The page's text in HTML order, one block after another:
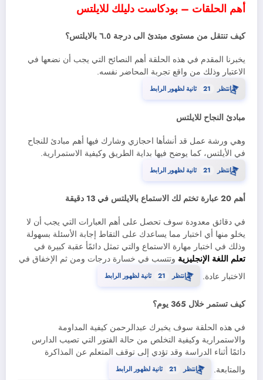
أهم الحلقات – بودكاست دليلك للايلتس
يخبرنا المقدم في هذه الحلقة أهم النصائح التي يجب أن نضعها في
الاعتبار وذلك من واقع تجربة المحاضر نفسه.
⏳انتظر 20 ثانية لظهور الرابط
مبادئ النجاح للايلتس
وهي ورشة عمل قد أنشأها احجازي وشارك فيها أهم مبادئ للنجاح
في الأيلتس، كما يوضح فيها بداية الطريق وكيفية الاستمرارية.
⏳انتظر 20 ثانية لظهور الرابط
أهم 20 عبارة تختم لك الاستماع بالايلتس في 13 دقيق‪ة‬
في دقائق معدودة سوف تحصل على أهم العبارات التي يجب أن لا
يخلو منها أي اختبار مما يساعدك على التقاط إجابة الأسئلة بسهولة
وذلك في اختبار مهارة الاستماع والتي تمثل دائمًأ عقبة كبيرة في
تعلم اللغة الإنجليزية وتتسب في خسارة درجات ومن ثم الإخفاق في
الاختبار عادة.
⏳انتظر 20 ثانية لظهور الرابط
كيف تستمر خلال 365 يوم؟
في هذه الحلقة سوف يخبرك عبدالرحمن كيفية المداومة
والاستمرارية وكيفية التخلص من حالة الفتور التي تصيب الدارس
دائمًا أثناء الدراسة وقد تؤدي إلى توقف المتعلم عن المذاكرة
والمتابعة.
⏳انتظر 20 ثانية لظهور الرابط